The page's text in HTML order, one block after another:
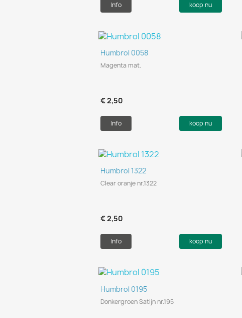
Info koop nu
Snel bekijken
Humbrol 0058
Magenta mat.
€ 2,50
Info koop nu
Snel bekijken
Humbrol 1322
Clear oranje nr.1322
€ 2,50
Info koop nu
Snel bekijken
Humbrol 0195
Donkergroen Satijn nr.195